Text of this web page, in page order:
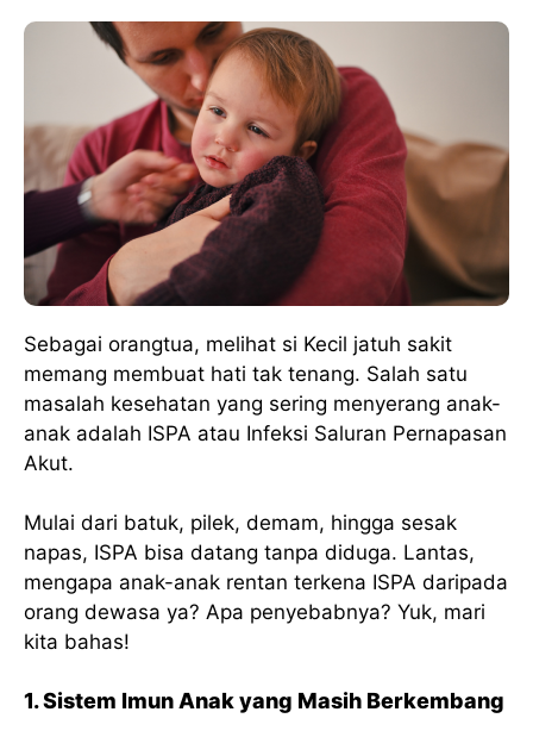
Sebagai orangtua, melihat si Kecil jatuh sakit
memang membuat hati tak tenang. Salah satu
masalah kesehatan yang sering menyerang anak-
anak adalah ISPA atau Infeksi Saluran Pernapasan
Akut.
Mulai dari batuk, pilek, demam, hingga sesak
napas, ISPA bisa datang tanpa diduga. Lantas,
mengapa anak-anak rentan terkena ISPA daripada
orang dewasa ya? Apa penyebabnya? Yuk, mari
kita bahas!
1. Sistem Imun Anak yang Masih Berkembang